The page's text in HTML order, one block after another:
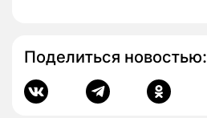
Поделиться новостью: